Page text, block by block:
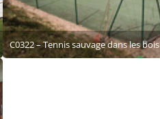
C0322 – Tennis sauvage dans les bois